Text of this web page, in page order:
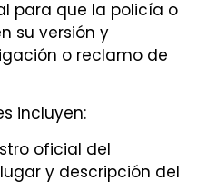
para que la policía o
su versión y
o reclamo de
incluyen:
oficial del
y descripción del